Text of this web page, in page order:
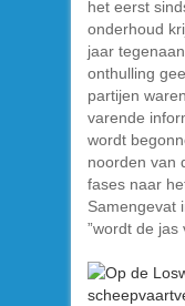
het eerst
onderhoud
jaar
onthulling
partijen
varende
wordt
noorden van
fases naar
Samengevat
”wordt de jas